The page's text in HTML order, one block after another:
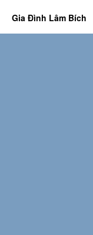
Gia Đình Lâm Bích